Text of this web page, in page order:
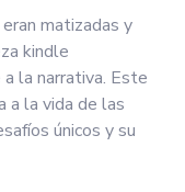
matizadas y
kindle
la narrativa. Este
a la vida de las
únicos y su